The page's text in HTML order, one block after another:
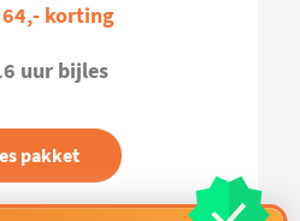
korting
uur bijles
pakket